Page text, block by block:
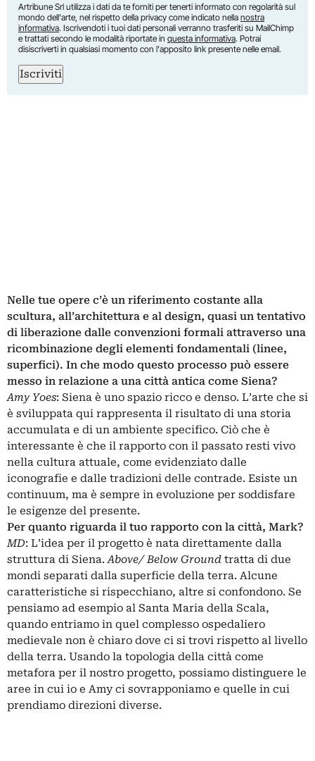
Artribune Srl utilizza i dati da te forniti per tenerti informato con regolarità sul
mondo dell'arte, nel rispetto della privacy come indicato nella nostra
informativa. Iscrivendoti i tuoi dati personali verranno trasferiti su MailChimp
e trattati secondo le modalità riportate in questa informativa. Potrai
disiscriverti in qualsiasi momento con l'apposito link presente nelle email.
Iscriviti
Nelle tue opere c’è un riferimento costante alla
scultura, all’architettura e al design, quasi un tentativo
di liberazione dalle convenzioni formali attraverso una
ricombinazione degli elementi fondamentali (linee,
superfici). In che modo questo processo può essere
messo in relazione a una città antica come Siena?
Amy Yoes: Siena è uno spazio ricco e denso. L’arte che si
è sviluppata qui rappresenta il risultato di una storia
accumulata e di un ambiente specifico. Ciò che è
interessante è che il rapporto con il passato resti vivo
nella cultura attuale, come evidenziato dalle
iconografie e dalle tradizioni delle contrade. Esiste un
continuum, ma è sempre in evoluzione per soddisfare
le esigenze del presente.
Per quanto riguarda il tuo rapporto con la città, Mark?
MD: L’idea per il progetto è nata direttamente dalla
struttura di Siena.Above/ Below Ground tratta di due
mondi separati dalla superficie della terra. Alcune
caratteristiche si rispecchiano, altre si confondono. Se
pensiamo ad esempio al Santa Maria della Scala,
quando entriamo in quel complesso ospedaliero
medievale non è chiaro dove ci si trovi rispetto al livello
della terra. Usando la topologia della città come
metafora per il nostro progetto, possiamo distinguere le
aree in cui io e Amy ci sovrapponiamo e quelle in cui
prendiamo direzioni diverse.